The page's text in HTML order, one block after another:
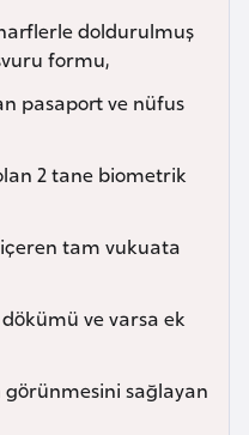
harflerle doldurulmuş
formu,
pasaport ve nüfus
2 tane biometrik
tam vukuata
ve varsa ek
sağlayan